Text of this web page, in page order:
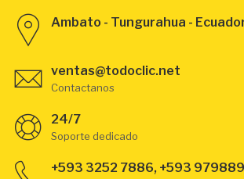
Ambato - Tungurahua -
ventas@todoclic.net
Contactanos
24/7
Soporte dedicado
+593 3252 7886, +593